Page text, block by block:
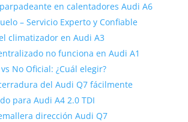
en calentadores Audi A6
– Servicio Experto y Confiable
climatizador en Audi A3
no funciona en Audi A1
No Oficial: ¿Cuál elegir?
del Audi Q7 fácilmente
para Audi A4 2.0 TDI
dirección Audi Q7